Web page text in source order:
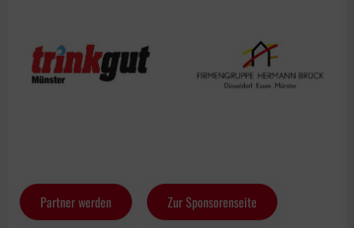
Partner werden Zur Sponsorenseite